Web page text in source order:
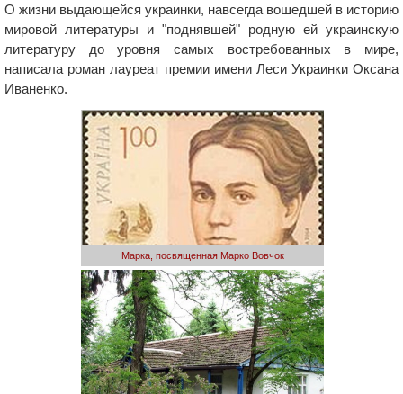
О жизни выдающейся украинки, навсегда вошедшей в историю
мировой литературы и "поднявшей" родную ей украинскую
литературу до уровня самых востребованных в мире,
написала роман лауреат премии имени Леси Украинки Оксана
Иваненко.
Марка, посвященная Марко Вовчок